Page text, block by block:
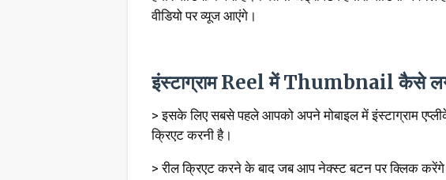
वीडियो पर व्यूज आएंगे।
इंस्टाग्राम Reel में Thumbnail कैसे
> इसके लिए सबसे पहले आपको अपने मोबाइल में इंस्टाग्राम
क्रिएट करनी है।
> रील क्रिएट करने के बाद जब आप नेक्स्ट बटन पर क्लिक